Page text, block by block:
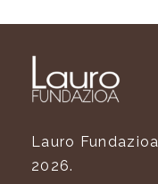
Lauro Fundazioa
2026.